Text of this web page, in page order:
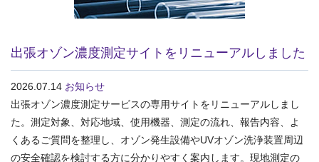
出張オゾン濃度測定サイトをリニューアルしました
2026.07.14 お知らせ
出張オゾン濃度測定サービスの専用サイトをリニューアルしまし
た。測定対象、対応地域、使用機器、測定の流れ、報告内容、よ
くあるご質問を整理し、オゾン発生設備やUVオゾン洗浄装置周辺
の安全確認を検討する方に分かりやすく案内します。現地測定の